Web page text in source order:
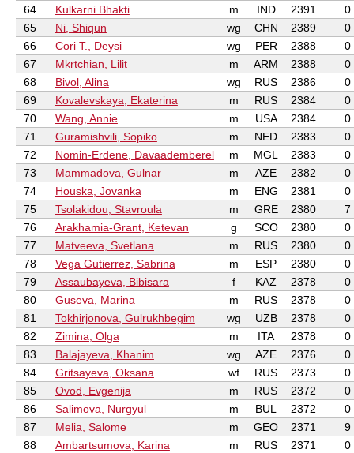
64
Kulkarni Bhakti m IND 2391
0
65
Ni, Shiqun wg CHN 2389
0
66
Cori T., Deysi wg PER 2388
0
67
Mkrtchian, Lilit m ARM 2388
0
68
Bivol, Alina wg RUS 2386
0
69
Kovalevskaya, Ekaterina m RUS 2384
0
70
Wang, Annie m USA 2384
0
71
Guramishvili, Sopiko m NED 2383
0
72
Nomin-Erdene, Davaademberel m MGL 2383
0
73
Mammadova, Gulnar m AZE 2382
0
74
Houska, Jovanka m ENG 2381
0
75
Tsolakidou, Stavroula m GRE 2380
7
76
Arakhamia-Grant, Ketevan g SCO 2380
0
77
Matveeva, Svetlana m RUS 2380
0
78
Vega Gutierrez, Sabrina m ESP 2380
0
79
Assaubayeva, Bibisara f KAZ 2378
0
80
Guseva, Marina m RUS 2378
0
81
Tokhirjonova, Gulrukhbegim wg UZB 2378
0
82
Zimina, Olga m ITA 2378
0
83
Balajayeva, Khanim wg AZE 2376
0
84
Gritsayeva, Oksana wf RUS 2373
0
85
Ovod, Evgenija m RUS 2372
0
86
Salimova, Nurgyul m BUL 2372
0
87
Melia, Salome m GEO 2371
9
88
Ambartsumova, Karina m RUS 2371 0